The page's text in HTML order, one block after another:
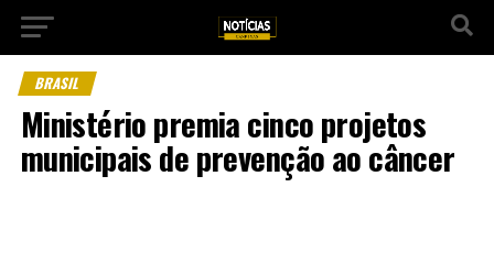
BRASIL
Ministério premia cinco projetos
municipais de prevenção ao câncer